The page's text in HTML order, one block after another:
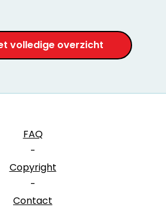
volledige overzicht
FAQ
-
Copyright
-
Contact